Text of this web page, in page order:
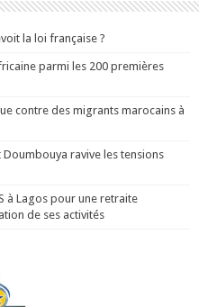
la loi française ?
parmi les 200 premières
contre des migrants marocains à
Doumbouya ravive les tensions
à Lagos pour une retraite
de ses activités